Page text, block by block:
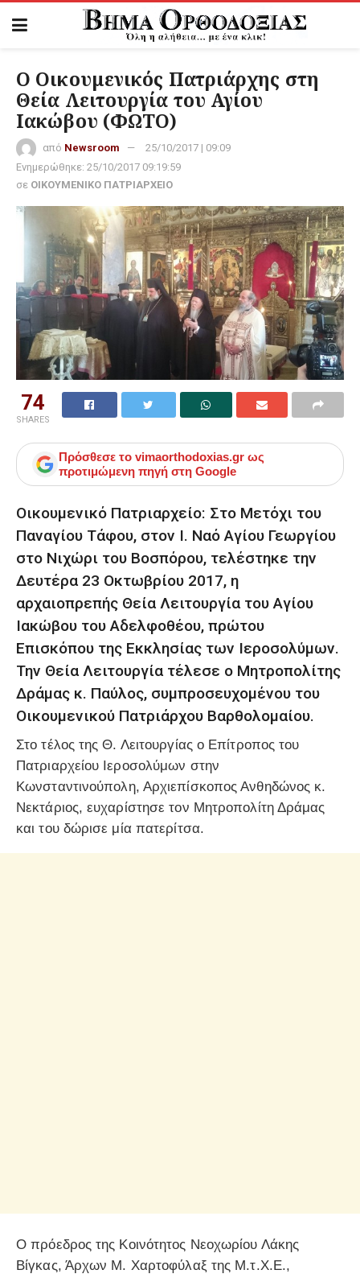
Ο Οικουμενικός Πατριάρχης στη
Θεία Λειτουργία του Αγίου
Ιακώβου (ΦΩΤΟ)
από Newsroom
25/10/2017 | 09:09
Ενημερώθηκε: 25/10/2017 09:19:59
σε ΟΙΚΟΥΜΕΝΙΚΟ ΠΑΤΡΙΑΡΧΕΙΟ
74
SHARES
Πρόσθεσε το vimaorthodoxias.gr ως
προτιμώμενη πηγή στη Google
Οικουμενικό Πατριαρχείο: Στο Μετόχι του
Παναγίου Τάφου, στον Ι. Ναό Αγίου Γεωργίου
στο Νιχώρι του Βοσπόρου, τελέστηκε την
Δευτέρα 23 Οκτωβρίου 2017, η
αρχαιοπρεπής Θεία Λειτουργία του Αγίου
Ιακώβου του Αδελφοθέου, πρώτου
Επισκόπου της Εκκλησίας των Ιεροσολύμων.
Την Θεία Λειτουργία τέλεσε ο Μητροπολίτης
Δράμας κ. Παύλος, συμπροσευχομένου του
Οικουμενικού Πατριάρχου Βαρθολομαίου.
Στο τέλος της Θ. Λειτουργίας ο Επίτροπος του
Πατριαρχείου Ιεροσολύμων στην
Κωνσταντινούπολη, Αρχιεπίσκοπος Ανθηδώνος κ.
Νεκτάριος, ευχαρίστησε τον Μητροπολίτη Δράμας
και του δώρισε μία πατερίτσα.
Ο πρόεδρος της Κοινότητος Νεοχωρίου Λάκης
Βίγκας, Άρχων Μ. Χαρτοφύλαξ της Μ.τ.Χ.Ε.,